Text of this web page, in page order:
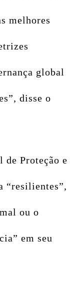
melhores
global
disse o
de Proteção e
“resilientes”,
ou o
em seu